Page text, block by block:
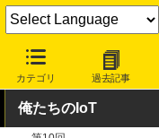
カテゴリ 過去記事
INTERNET Watch トピッ
俺たちのIoT